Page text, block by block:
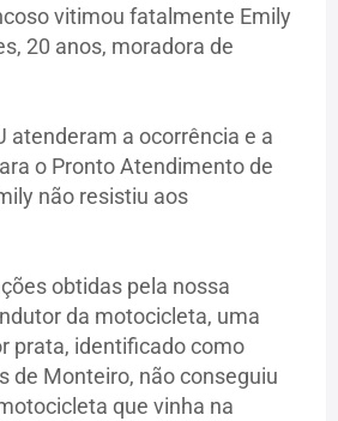
vitimou fatalmente Emily
20 anos, moradora de
atenderam a ocorrência e a
o Pronto Atendimento de
não resistiu aos
obtidas pela nossa
da motocicleta, uma
prata, identificado como
de Monteiro, não conseguiu
que vinha na